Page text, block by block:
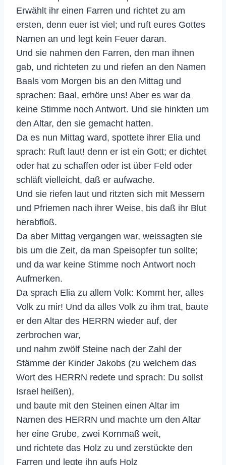
Erwählt ihr einen Farren und richtet zu am
ersten, denn euer ist viel; und ruft eures Gottes
Namen an und legt kein Feuer daran.
Und sie nahmen den Farren, den man ihnen
gab, und richteten zu und riefen an den Namen
Baals vom Morgen bis an den Mittag und
sprachen: Baal, erhöre uns! Aber es war da
keine Stimme noch Antwort. Und sie hinkten um
den Altar, den sie gemacht hatten.
Da es nun Mittag ward, spottete ihrer Elia und
sprach: Ruft laut! denn er ist ein Gott; er dichtet
oder hat zu schaffen oder ist über Feld oder
schläft vielleicht, daß er aufwache.
Und sie riefen laut und ritzten sich mit Messern
und Pfriemen nach ihrer Weise, bis daß ihr Blut
herabfloß.
Da aber Mittag vergangen war, weissagten sie
bis um die Zeit, da man Speisopfer tun sollte;
und da war keine Stimme noch Antwort noch
Aufmerken.
Da sprach Elia zu allem Volk: Kommt her, alles
Volk zu mir! Und da alles Volk zu ihm trat, baute
er den Altar des HERRN wieder auf, der
zerbrochen war,
und nahm zwölf Steine nach der Zahl der
Stämme der Kinder Jakobs (zu welchem das
Wort des HERRN redete und sprach: Du sollst
Israel heißen),
und baute mit den Steinen einen Altar im
Namen des HERRN und machte um den Altar
her eine Grube, zwei Kornmaß weit,
und richtete das Holz zu und zerstückte den
Farren und legte ihn aufs Holz